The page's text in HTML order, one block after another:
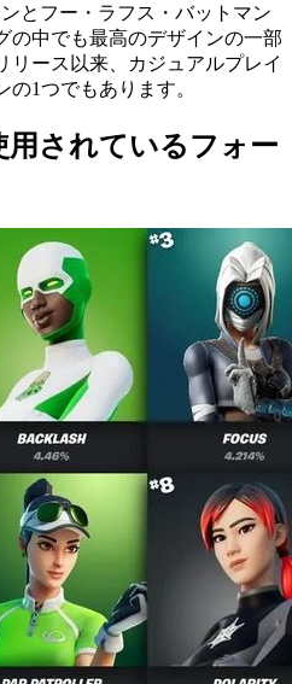
とフー・ラフス・バットマン
の中でも最高のデザインの一部
リース以来、カジュアルプレイ
1つでもあります。
用されているフォー